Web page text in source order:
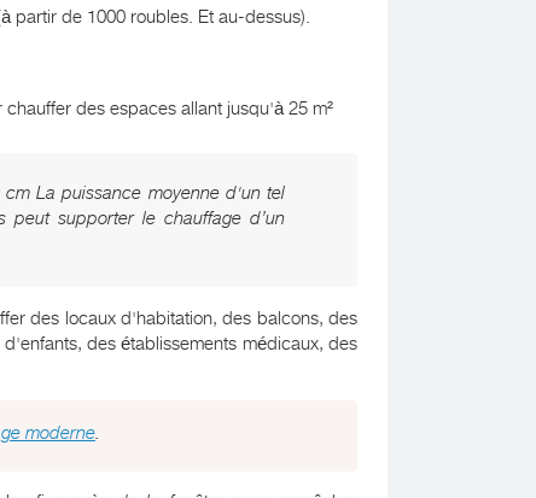
partir de 1000 roubles. Et au-dessus).
des espaces allant jusqu'à 25 m²
La puissance moyenne d'un tel
supporter le chauffage d’un
des locaux d'habitation, des balcons, des
des établissements médicaux, des
moderne.